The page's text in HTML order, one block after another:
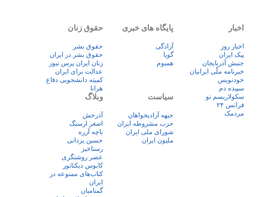
اخبار
اخبار روز
پيک ايران
جنبش آذربایجان
خبرنامه ملّی ایرانیان
خودنویس
سپیده دم
سکولاریسم نو
فرانس ۲۴
مردمک
پایگاه های خبری
آزادگی
گویا
همبوم
حقوق زنان
حقوق بشر
حقوق بشر در ایران
زنان ايران پرس نيوز
عدالت برای ایران
کمیته دانشجویی دفاع
هرانا
سیاست
جبهه آزادیخواهان
حزب مشروطه ایران
شورای ملی ایران
ملیون ایران
وبلاگ
آذرخش
اصغر ارسنگ
باچه آزره
حسین یزدانی
رستاخیز
عضر روشنگری
کابوس دیکتاتور
کتاب‌های ممنوعه در
ایران
گمنامیان